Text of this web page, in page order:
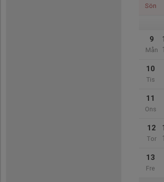
Sön
9
Mån
10
Tis
11
Ons
12
Tor
13
Fre